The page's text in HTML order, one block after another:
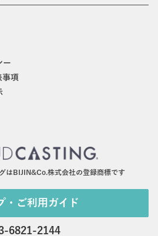
ー
事項
はBIJIN&Co.株式会社の登録商標です
・ご利用ガイド
6821-2144